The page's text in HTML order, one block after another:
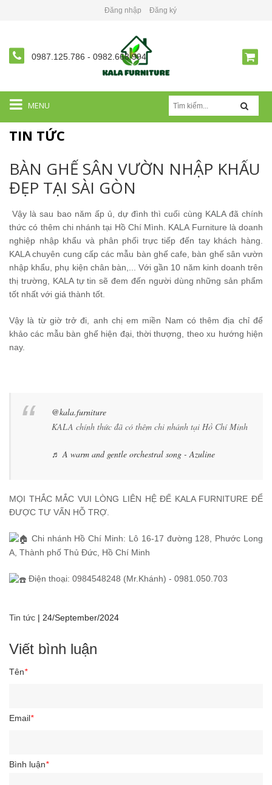
Đăng nhập Đăng ký
0987.125.786 - 0982.668.994
MENU
TIN TỨC
BÀN GHẾ SÂN VƯỜN NHẬP KHẨU
ĐẸP TẠI SÀI GÒN
Vậy là sau bao năm ấp ủ, dự đình thì cuối cùng KALA đã chính
thức có thêm chi nhánh tại Hồ Chí Mình. KALA Furniture là doanh
nghiệp nhập khẩu và phân phối trực tiếp đến tay khách hàng.
KALA chuyên cung cấp các mẫu bàn ghế cafe, bàn ghế sân vườn
nhập khẩu, phụ kiện chân bàn,... Với gần 10 năm kinh doanh trên
thị trường, KALA tự tin sẽ đem đến người dùng những sản phẩm
tốt nhất với giá thành tốt.
Vậy là từ giờ trở đi, anh chị em miền Nam có thêm địa chỉ để
khảo các mẫu bàn ghế hiện đại, thời thượng, theo xu hướng hiện
nay.
@kala.furniture
KALA chính thức đã có thêm chi nhánh tại Hồ Chí Minh
♬ A warm and gentle orchestral song - Azuline
MỌI THẮC MẮC VUI LÒNG LIÊN HỆ ĐẾ KALA FURNITURE ĐỂ
ĐƯỢC TƯ VẤN HỖ TRỢ.
Chi nhánh Hồ Chí Minh: Lô 16-17 đường 128, Phước Long
A, Thành phố Thủ Đức, Hồ Chí Minh
Điện thoại: 0984548248 (Mr.Khánh) - 0981.050.703
Tin tức | 24/September/2024
Viết bình luận
Tên*
Email*
Bình luận*